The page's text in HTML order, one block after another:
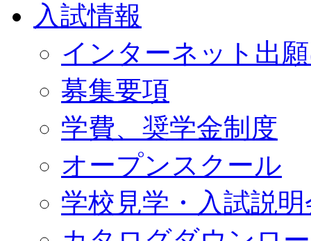
入試情報
インターネット出
募集要項
学費、奨学金制度
オープンスクール
学校見学・入試説明